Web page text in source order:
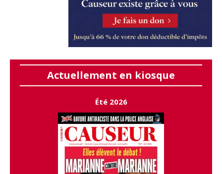
Actuellement en kiosque
Été 2026